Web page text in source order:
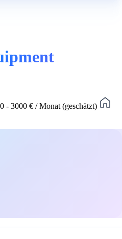
- 3000 € / Monat (geschätzt)